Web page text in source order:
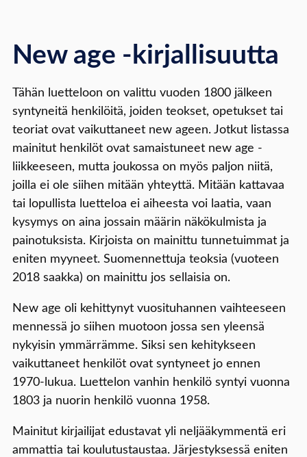
New age -kirjallisuutta
Tähän luetteloon on valittu vuoden 1800 jälkeen
syntyneitä henkilöitä, joiden teokset, opetukset tai
teoriat ovat vaikuttaneet new ageen. Jotkut listassa
mainitut henkilöt ovat samaistuneet new age -
liikkeeseen, mutta joukossa on myös paljon niitä,
joilla ei ole siihen mitään yhteyttä. Mitään kattavaa
tai lopullista luetteloa ei aiheesta voi laatia, vaan
kysymys on aina jossain määrin näkökulmista ja
painotuksista. Kirjoista on mainittu tunnetuimmat ja
eniten myyneet. Suomennettuja teoksia (vuoteen
2018 saakka) on mainittu jos sellaisia on.
New age oli kehittynyt vuosituhannen vaihteeseen
mennessä jo siihen muotoon jossa sen yleensä
nykyisin ymmärrämme. Siksi sen kehitykseen
vaikuttaneet henkilöt ovat syntyneet jo ennen
1970-lukua. Luettelon vanhin henkilö syntyi vuonna
1803 ja nuorin henkilö vuonna 1958.
Mainitut kirjailijat edustavat yli neljääkymmentä eri
ammattia tai koulutustaustaa. Järjestyksessä eniten